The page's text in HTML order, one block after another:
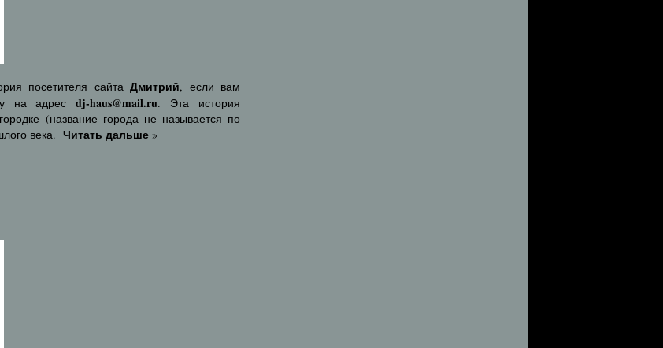
посетителя сайтаДмитрий, если вам
на адресdj-haus@mail.ru. Эта история
(название города не называется по
века. Читать дальше »